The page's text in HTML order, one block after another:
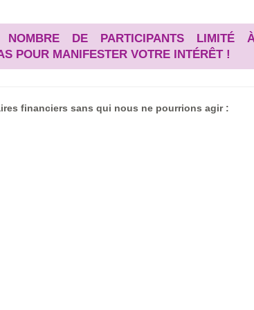
NOMBRE DE PARTICIPANTS LIMITÉ
POUR MANIFESTER VOTRE INTÉRÊT !
financiers sans qui nous ne pourrions agir :